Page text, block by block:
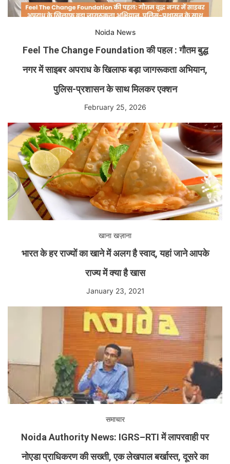
Noida News
Feel The Change Foundation की पहल : गौतम बुद्ध
नगर में साइबर अपराध के खिलाफ बड़ा जागरूकता अभियान,
पुलिस-प्रशासन के साथ मिलकर एक्शन
February 25, 2026
खाना खज़ाना
भारत के हर राज्यों का खाने में अलग है स्वाद, यहां जाने आपके
राज्य में क्या है खास
January 23, 2021
समाचार
Noida Authority News: IGRS–RTI में लापरवाही पर
नोएडा प्राधिकरण की सख्ती, एक लेखपाल बर्खास्त, दूसरे का